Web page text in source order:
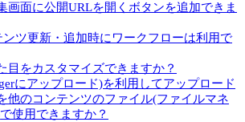
画面に公開URLを開くボタンを追加できま
ンツ更新・追加時にワークフローは利用で
目をカスタマイズできますか？
にアップロード)を利用してアップロード
他のコンテンツのファイル(ファイルマネ
使用できますか？